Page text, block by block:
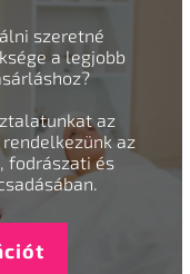
szeretné
a legjobb
az
az
fodrászati és